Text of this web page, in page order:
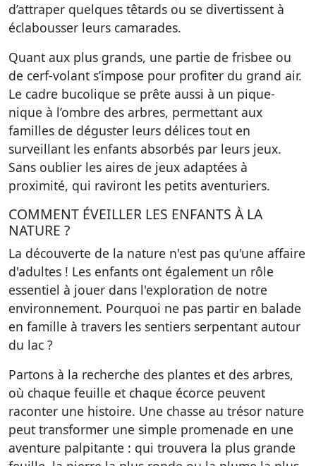
d’attraper quelques têtards ou se divertissent à
éclabousser leurs camarades.
Quant aux plus grands, une partie de frisbee ou
de cerf-volant s’impose pour profiter du grand air.
Le cadre bucolique se prête aussi à un pique-
nique à l’ombre des arbres, permettant aux
familles de déguster leurs délices tout en
surveillant les enfants absorbés par leurs jeux.
Sans oublier les aires de jeux adaptées à
proximité, qui raviront les petits aventuriers.
COMMENT ÉVEILLER LES ENFANTS À LA
NATURE ?
La découverte de la nature n'est pas qu'une affaire
d'adultes ! Les enfants ont également un rôle
essentiel à jouer dans l'exploration de notre
environnement. Pourquoi ne pas partir en balade
en famille à travers les sentiers serpentant autour
du lac ?
Partons à la recherche des plantes et des arbres,
où chaque feuille et chaque écorce peuvent
raconter une histoire. Une chasse au trésor nature
peut transformer une simple promenade en une
aventure palpitante : qui trouvera la plus grande